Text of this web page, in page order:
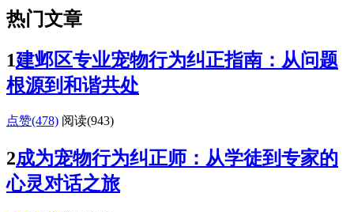
热门文章
1建邺区专业宠物行为纠正指南：从问题
根源到和谐共处
点赞(478) 阅读(943)
2成为宠物行为纠正师：从学徒到专家的
心灵对话之旅